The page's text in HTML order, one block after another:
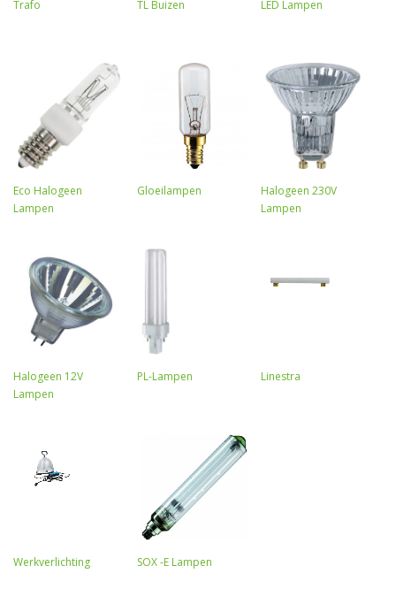
Trafo TL Buizen LED Lampen
Eco Halogeen
Lampen
Gloeilampen
Halogeen 230V
Lampen
Halogeen 12V
Lampen
PL-Lampen Linestra
Werkverlichting SOX -E Lampen